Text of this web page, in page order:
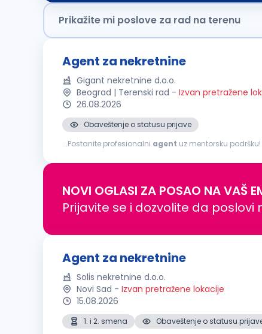
Prikažite mi poslove za rad na terenu
Agent za nekretnine
Gigant nekretnine d.o.o.
Beograd | Terenski rad - Izvan pretražene
26.08.2026
Obaveštenje o statusu prijave
...Postanite profesionalni agent uz mentorsku
NOVI OGLASI ZA POSAO NA VAŠ
Prijavite se i dozvolite da poslovi
Agent za nekretnine
Solis nekretnine d.o.o.
Novi Sad - Izvan pretražene lokacije
15.08.2026
1. i 2. smena
Obaveštenje o statusu